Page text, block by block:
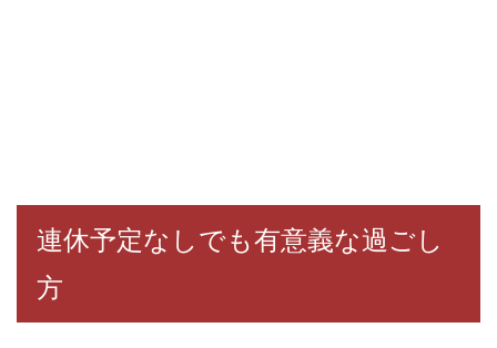
連休予定なしでも有意義な過ごし
方